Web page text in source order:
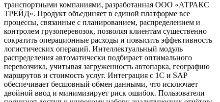
транспортными компаниями, разработанная ООО «АТРАКС
ТРЕЙД». Продукт объединяет в единой платформе все
процессы, связанные с планированием, распределением и
контролем грузоперевозок, позволяя клиентам существенно
сократить операционные расходы и повысить эффективность
логистических операций. Интеллектуальный модуль
распределения автоматически подбирает оптимального
перевозчика, учитывая загруженность автопарка, географию
маршрутов и стоимость услуг. Интеграция с 1С и SAP
обеспечивает бесшовный обмен данными, что исключает
двойной ввод и минимизирует риск ошибок. Пользователи